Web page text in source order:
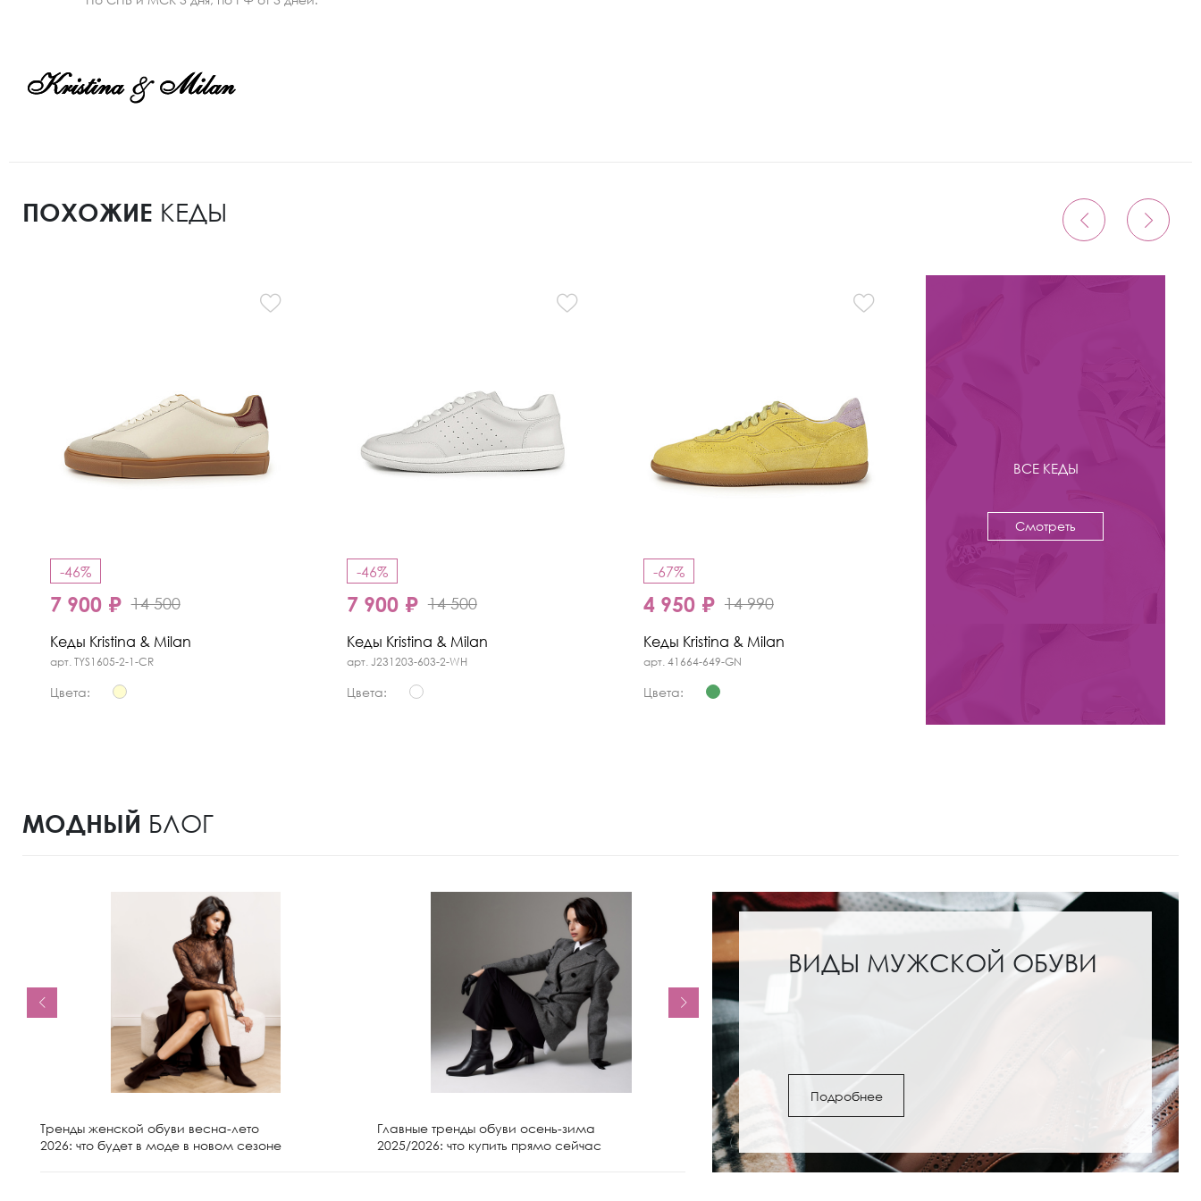
ПОХОЖИЕ КЕДЫ
-46%
7 900 ₽ 14 500
Кеды Kristina & Milan
арт. TYS1605-2-1-CR
Цвета:
-46%
7 900 ₽ 14 500
Кеды Kristina & Milan
арт. J231203-603-2-WH
Цвета:
-67%
4 950 ₽ 14 990
Кеды Kristina & Milan
арт. 41664-649-GN
Цвета:
ВСЕ КЕДЫ
Смотреть
МОДНЫЙ БЛОГ
Тренды женской обуви весна-лето
2026: что будет в моде в новом сезоне
Главные тренды обуви осень-зима
2025/2026: что купить прямо сейчас
Женские сапоги и полусапожки: с
чем носить и как выбрать
Обувь под женские
ВИДЫ МУЖСКОЙ ОБУВИ
Подробнее